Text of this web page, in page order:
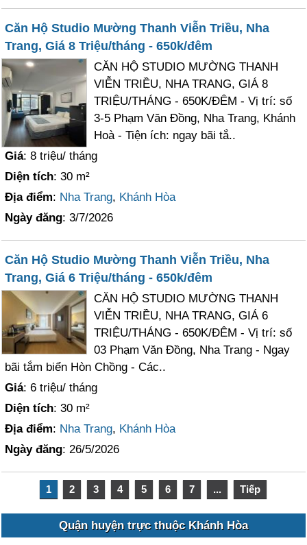
Căn Hộ Studio Mường Thanh Viễn Triều, Nha
Trang, Giá 8 Triệu/tháng - 650k/đêm
CĂN HỘ STUDIO MƯỜNG THANH
VIỄN TRIỀU, NHA TRANG, GIÁ 8
TRIỆU/THÁNG - 650K/ĐÊM - Vị trí: số
3-5 Phạm Văn Đồng, Nha Trang, Khánh
Hoà - Tiện ích: ngay bãi tắ..
Giá: 8 triệu/ tháng
Diện tích: 30 m²
Địa điểm: Nha Trang, Khánh Hòa
Ngày đăng: 3/7/2026
Căn Hộ Studio Mường Thanh Viễn Triều, Nha
Trang, Giá 6 Triệu/tháng - 650k/đêm
CĂN HỘ STUDIO MƯỜNG THANH
VIỄN TRIỀU, NHA TRANG, GIÁ 6
TRIỆU/THÁNG - 650K/ĐÊM - Vị trí: số
03 Phạm Văn Đồng, Nha Trang - Ngay
bãi tắm biển Hòn Chồng - Các..
Giá: 6 triệu/ tháng
Diện tích: 30 m²
Địa điểm: Nha Trang, Khánh Hòa
Ngày đăng: 26/5/2026
1 2 3 4 5 6 7 ... Tiếp
Quận huyện trực thuộc Khánh Hòa